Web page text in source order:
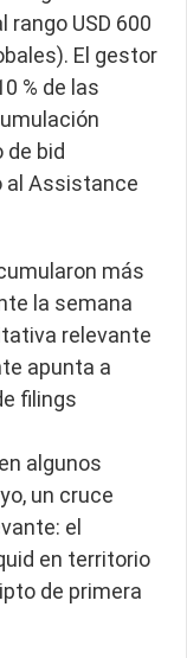
USD 600
El gestor
% de las
de bid
al Assistance
más
la semana
relevante
apunta a
filings
algunos
un cruce
el
en territorio
de primera